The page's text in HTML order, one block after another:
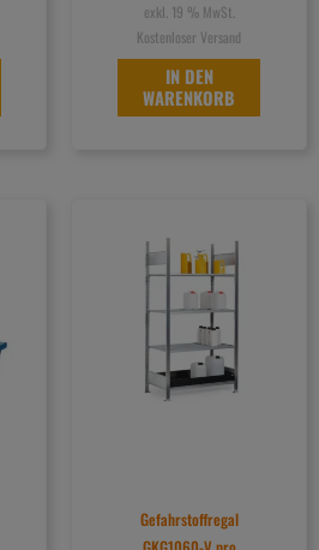
exkl. 19 % MwSt.
Kostenloser Versand
IN DEN
WARENKORB
Gefahrstoffregal